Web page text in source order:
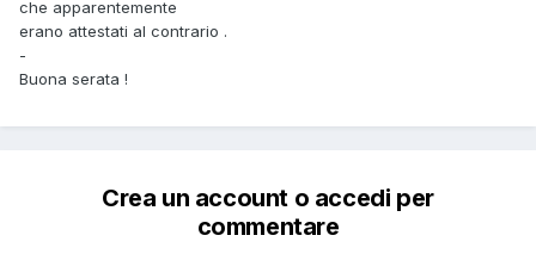
che apparentemente
erano attestati al contrario .
-
Buona serata !
Crea un account o accedi per
commentare